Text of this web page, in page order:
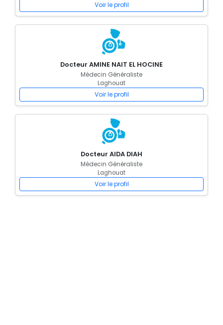
Voir le profil
Docteur AMINE NAIT EL HOCINE
Médecin Généraliste
Laghouat
Voir le profil
Docteur AIDA DIAH
Médecin Généraliste
Laghouat
Voir le profil